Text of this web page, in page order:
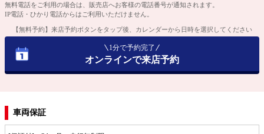
無料電話をご利用の場合は、販売店へお客様の電話番号が通知されます。
IP電話・ひかり電話からはご利用いただけません。
【無料予約】来店予約ボタンをタップ後、カレンダーから日時を選択してください
1分で予約完了
オンラインで来店予約
車両保証